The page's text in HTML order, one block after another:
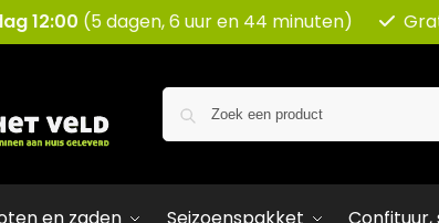
12:00 (5 dagen, 6 uur en 44 minuten)